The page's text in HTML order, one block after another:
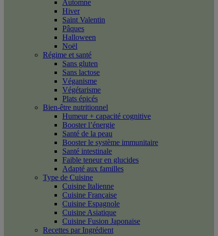
Automne
Hiver
Saint Valentin
Pâques
Halloween
Noël
Régime et santé
Sans gluten
Sans lactose
Véganisme
Végétarisme
Plats épicés
Bien-être nutritionnel
Humeur + capacité cognitive
Booster l’énergie
Santé de la peau
Booster le système immunitaire
Santé intestinale
Faible teneur en glucides
Adapté aux familles
Type de Cuisine
Cuisine Italienne
Cuisine Française
Cuisine Espagnole
Cuisine Asiatique
Cuisine Fusion Japonaise
Recettes par Ingrédient